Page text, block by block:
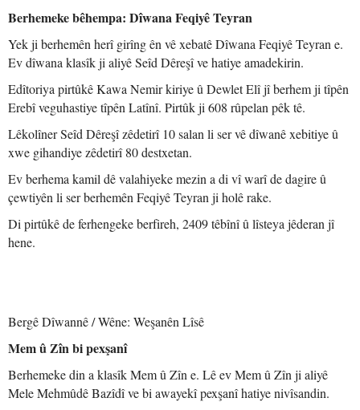
Berhemeke bêhempa: Dîwana Feqiyê Teyran
Yek ji berhemên herî girîng ên vê xebatê Dîwana Feqiyê Teyran e.
Ev dîwana klasîk ji aliyê Seîd Dêreşî ve hatiye amadekirin.
Edîtoriya pirtûkê Kawa Nemir kiriye û Dewlet Elî jî berhem ji tîpên
Erebî veguhastiye tîpên Latînî. Pirtûk ji 608 rûpelan pêk tê.
Lêkolîner Seîd Dêreşî zêdetirî 10 salan li ser vê dîwanê xebitiye û
xwe gihandiye zêdetirî 80 destxetan.
Ev berhema kamil dê valahiyeke mezin a di vî warî de dagire û
çewtiyên li ser berhemên Feqiyê Teyran ji holê rake.
Di pirtûkê de ferhengeke berfireh, 2409 têbînî û lîsteya jêderan jî
hene.
Bergê Dîwannê / Wêne: Weşanên Lîsê
Mem û Zîn bi pexşanî
Berhemeke din a klasîk Mem û Zîn e. Lê ev Mem û Zîn ji aliyê
Mele Mehmûdê Bazîdî ve bi awayekî pexşanî hatiye nivîsandin.